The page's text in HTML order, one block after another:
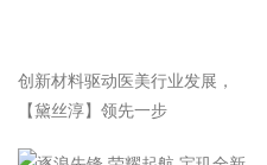
​创新材料驱动医美行业发展，
【黛丝淳】领先一步